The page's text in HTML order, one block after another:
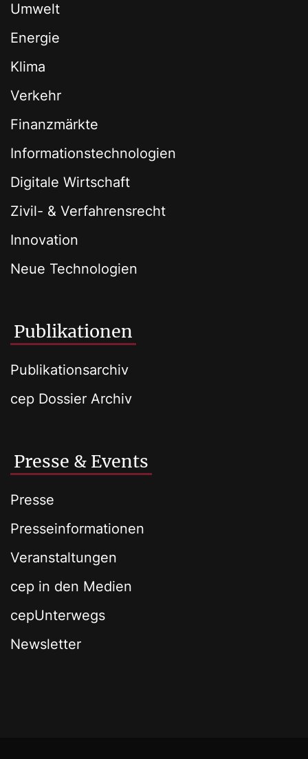
Umwelt
Energie
Klima
Verkehr
Finanzmärkte
Informationstechnologien
Digitale Wirtschaft
Zivil- & Verfahrensrecht
Innovation
Neue Technologien
Publikationen
Publikationsarchiv
cep Dossier Archiv
Presse & Events
Presse
Presseinformationen
Veranstaltungen
cep in den Medien
cepUnterwegs
Newsletter